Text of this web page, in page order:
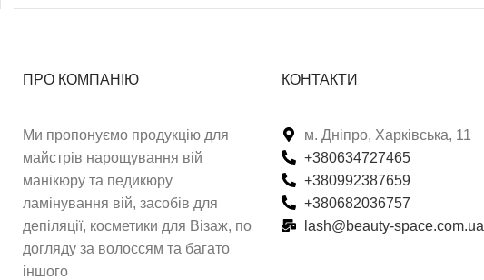
ПРО КОМПАНІЮ
Ми пропонуємо продукцію для
майстрів нарощування вій
манікюру та педикюру
ламінування вій, засобів для
депіляції, косметики для Візаж, по
догляду за волоссям та багато
іншого
КОНТАКТИ
м. Дніпро, Харківська, 11
+380634727465
+380992387659
+380682036757​
lash@beauty-space.com.ua